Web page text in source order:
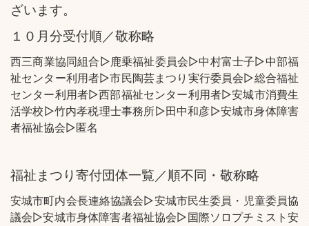
ざいます。
１０月分受付順／敬称略
西三商業協同組合▷鹿乗福祉委員会▷中村富士子▷中部福
祉センター利用者▷市民陶芸まつり実行委員会▷総合福祉
センター利用者▷西部福祉センター利用者▷安城市消費生
活学校▷竹内孝税理士事務所▷田中和彦▷安城市身体障害
者福祉協会▷匿名
福祉まつり寄付団体一覧／順不同・敬称略
安城市町内会長連絡協議会▷安城市民生委員・児童委員協
議会▷安城市身体障害者福祉協会▷国際ソロプチミスト安